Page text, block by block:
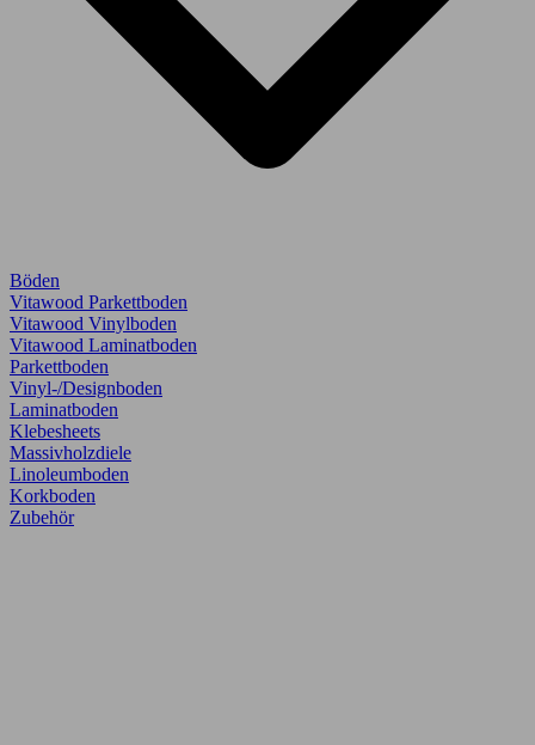
Böden
Vitawood Parkettboden
Vitawood Vinylboden
Vitawood Laminatboden
Parkettboden
Vinyl-/Designboden
Laminatboden
Klebesheets
Massivholzdiele
Linoleumboden
Korkboden
Zubehör